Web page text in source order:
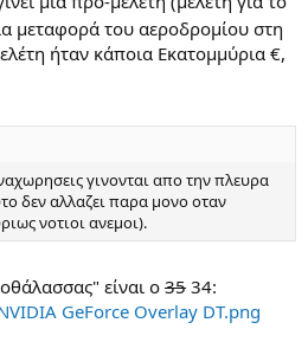
μεταφορά του αεροδρομίου στη
ήταν κάποια Εκατομμύρια €,
γινονται απο την πλευρα
δεν αλλαζει παρα μονο οταν
νοτιοι ανεμοι).
είναι ο 35 34: